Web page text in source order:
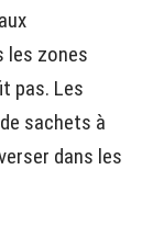
les zones
pas. Les
sachets à
dans les